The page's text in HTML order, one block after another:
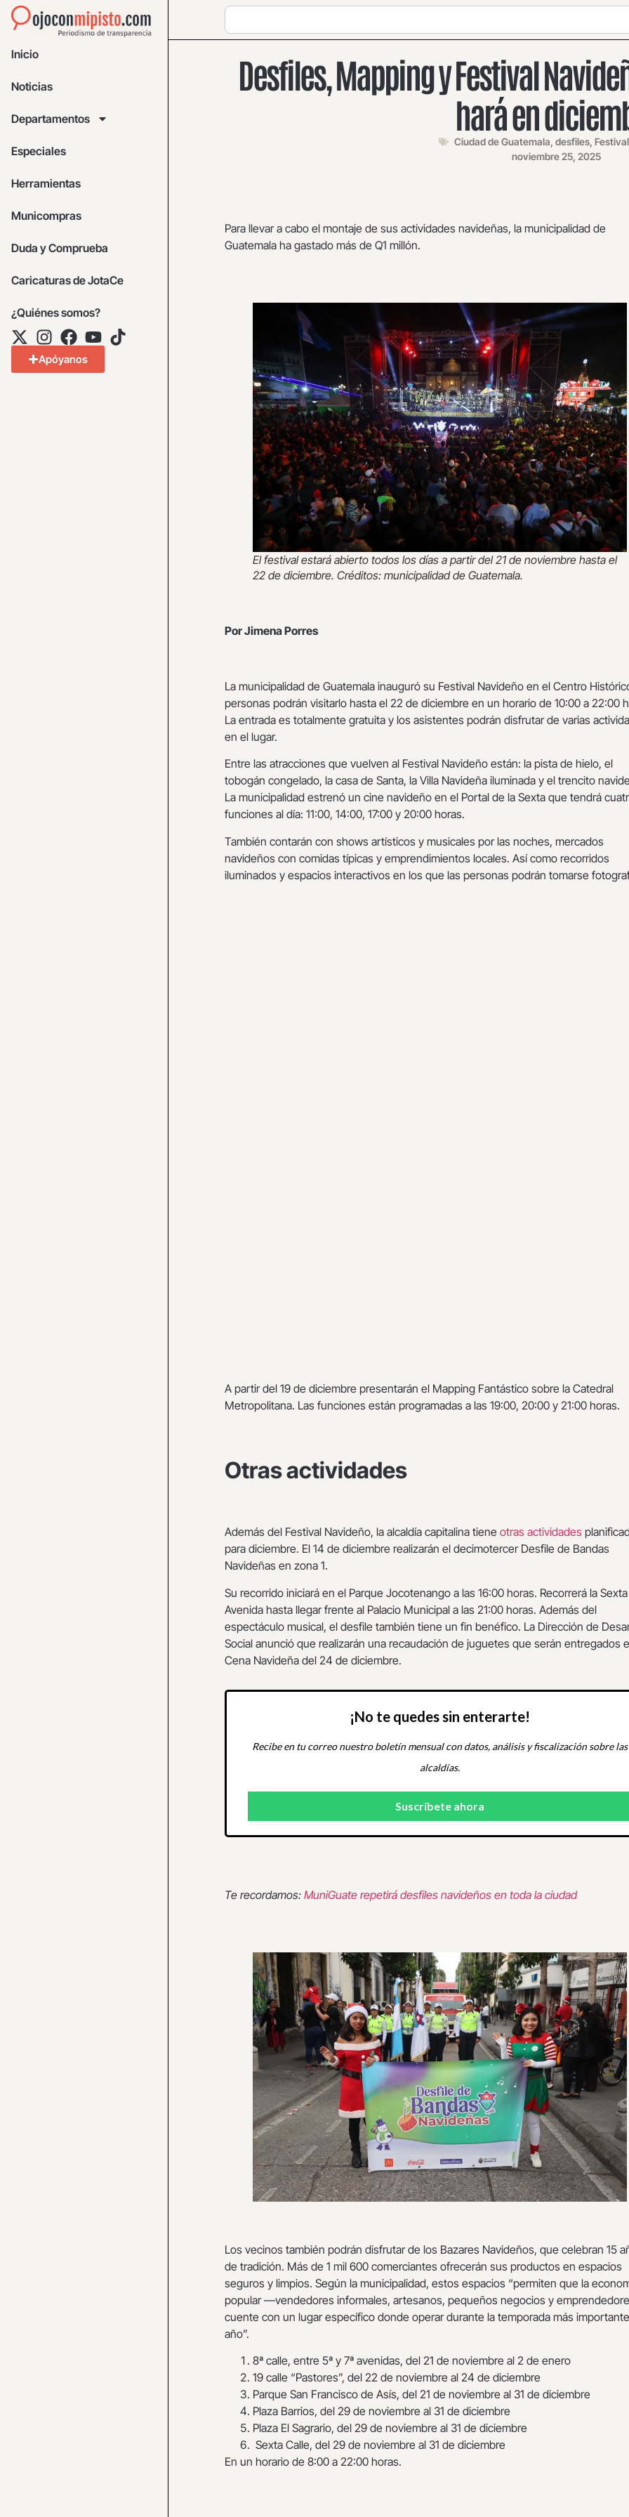
Inicio
Noticias
Departamentos
Especiales
Herramientas
Municompras
Duda y Comprueba
Caricaturas de JotaCe
¿Quiénes somos?
Apóyanos
Desfiles, Mapping y Festival
hará en
Ciudad de Guatemala, desfiles,
noviembre 25, 2025
Para llevar a cabo el montaje de sus actividades navideñas, la municipalidad de
Guatemala ha gastado más de Q1 millón.
El festival estará abierto todos los días a partir del 21 de noviembre hasta el
22 de diciembre. Créditos: municipalidad de Guatemala.
Por Jimena Porres
La municipalidad de Guatemala inauguró su Festival Navideño en el Centro
personas podrán visitarlo hasta el 22 de diciembre en un horario de 10:00 a 22:00
La entrada es totalmente gratuita y los asistentes podrán disfrutar de varias
en el lugar.
Entre las atracciones que vuelven al Festival Navideño están: la pista de hielo, el
tobogán congelado, la casa de Santa, la Villa Navideña iluminada y el trencito
La municipalidad estrenó un cine navideño en el Portal de la Sexta que tendrá
funciones al día: 11:00, 14:00, 17:00 y 20:00 horas.
También contarán con shows artísticos y musicales por las noches, mercados
navideños con comidas típicas y emprendimientos locales. Así como recorridos
iluminados y espacios interactivos en los que las personas podrán tomarse
A partir del 19 de diciembre presentarán el Mapping Fantástico sobre la Catedral
Metropolitana. Las funciones están programadas a las 19:00, 20:00 y 21:00 horas.
Otras actividades
Además del Festival Navideño, la alcaldía capitalina tiene otras actividades
para diciembre. El 14 de diciembre realizarán el decimotercer Desfile de Bandas
Navideñas en zona 1.
Su recorrido iniciará en el Parque Jocotenango a las 16:00 horas. Recorrerá la Sexta
Avenida hasta llegar frente al Palacio Municipal a las 21:00 horas. Además del
espectáculo musical, el desfile también tiene un fin benéfico. La Dirección de
Social anunció que realizarán una recaudación de juguetes que serán entregados
Cena Navideña del 24 de diciembre.
¡No te quedes sin enterarte!
Recibe en tu correo nuestro boletín mensual con datos, análisis y fiscalización sobre las
alcaldías.
Te recordamos: MuniGuate repetirá desfiles navideños en toda la ciudad
Los vecinos también podrán disfrutar de los Bazares Navideños, que celebran 15
de tradición. Más de 1 mil 600 comerciantes ofrecerán sus productos en espacios
seguros y limpios. Según la municipalidad, estos espacios “permiten que la
popular —vendedores informales, artesanos, pequeños negocios y
cuente con un lugar específico donde operar durante la temporada más
año”.
8ª calle, entre 5ª y 7ª avenidas, del 21 de noviembre al 2 de enero
19 calle “Pastores”, del 22 de noviembre al 24 de diciembre
Parque San Francisco de Asís, del 21 de noviembre al 31 de diciembre
Plaza Barrios, del 29 de noviembre al 31 de diciembre
Plaza El Sagrario, del 29 de noviembre al 31 de diciembre
Sexta Calle, del 29 de noviembre al 31 de diciembre
En un horario de 8:00 a 22:00 horas.